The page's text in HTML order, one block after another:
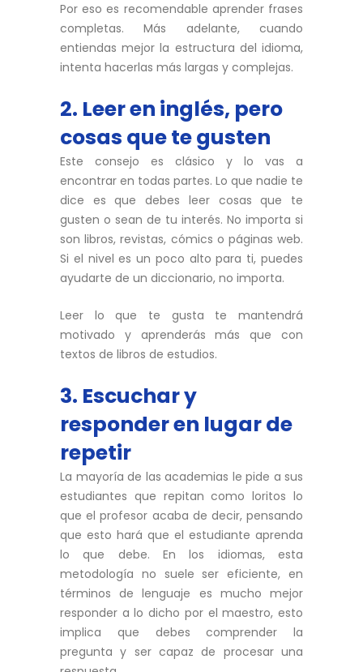
Por eso es recomendable aprender frases
completas. Más adelante, cuando
entiendas mejor la estructura del idioma,
intenta hacerlas más largas y complejas.
2. Leer en inglés, pero
cosas que te gusten
Este consejo es clásico y lo vas a
encontrar en todas partes. Lo que nadie te
dice es que debes leer cosas que te
gusten o sean de tu interés. No importa si
son libros, revistas, cómics o páginas web.
Si el nivel es un poco alto para ti, puedes
ayudarte de un diccionario, no importa.
Leer lo que te gusta te mantendrá
motivado y aprenderás más que con
textos de libros de estudios.
3. Escuchar y
responder en lugar de
repetir
La mayoría de las academias le pide a sus
estudiantes que repitan como loritos lo
que el profesor acaba de decir, pensando
que esto hará que el estudiante aprenda
lo que debe. En los idiomas, esta
metodología no suele ser eficiente, en
términos de lenguaje es mucho mejor
responder a lo dicho por el maestro, esto
implica que debes comprender la
pregunta y ser capaz de procesar una